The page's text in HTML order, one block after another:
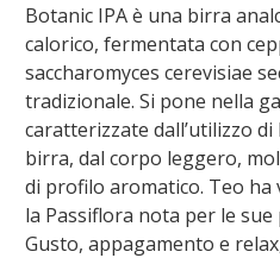
Botanic IPA è una birra
calorico, fermentata con
saccharomyces cerevisiae
tradizionale. Si pone nella
caratterizzate dall’utilizzo
birra, dal corpo leggero,
di profilo aromatico. Teo
la Passiflora nota per le
Gusto, appagamento e